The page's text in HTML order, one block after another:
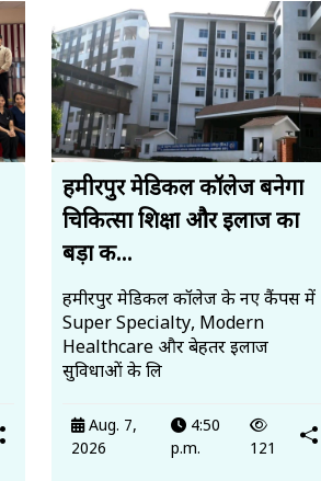
हमीरपुर मेडिकल कॉलेज बनेगा
चिकित्सा शिक्षा और इलाज का
बड़ा क...
हमीरपुर मेडिकल कॉलेज के नए कैंपस में
Super Specialty, Modern
Healthcare और बेहतर इलाज
सुविधाओं के लि
Aug. 7,
2026
4:50
p.m.
121